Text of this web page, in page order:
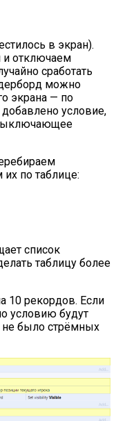
в экран).
отключаем
сработать
можно
экрана — по
условие,
по таблице:
список
таблицу более
10 рекордов. Если
условию будут
не было стрёмных